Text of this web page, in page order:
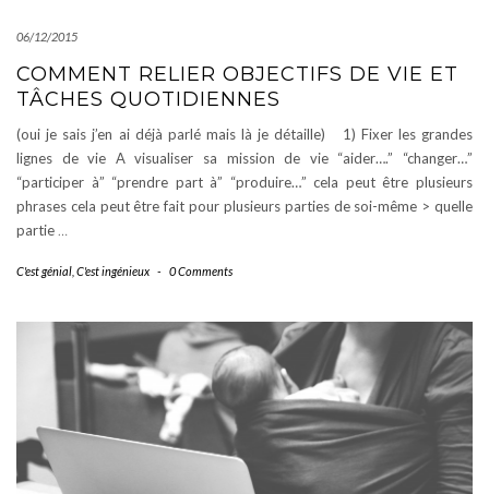
06/12/2015
COMMENT RELIER OBJECTIFS DE VIE ET
TÂCHES QUOTIDIENNES
(oui je sais j’en ai déjà parlé mais là je détaille) 1) Fixer les grandes
lignes de vie A visualiser sa mission de vie “aider….” “changer…”
“participer à” “prendre part à” “produire…” cela peut être plusieurs
phrases cela peut être fait pour plusieurs parties de soi-même > quelle
partie…
C'est génial C'est ingénieux - 0 Comments